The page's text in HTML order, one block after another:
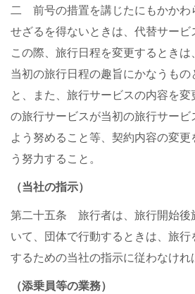
二 前号の措置を講じたにもかかわ
せざるを得ないときは、代替サービ
この際、旅行日程を変更するとき
当初の旅行日程の趣旨にかなうもの
と、また、旅行サービスの内容を
の旅行サービスが当初の旅行サービ
よう努めること等、契約内容の変更
う努力すること。
（当社の指示）
第二十五条 旅行者は、旅行開始後
いて、団体で行動するときは、旅
するための当社の指示に従わなけれ
（添乗員等の業務）